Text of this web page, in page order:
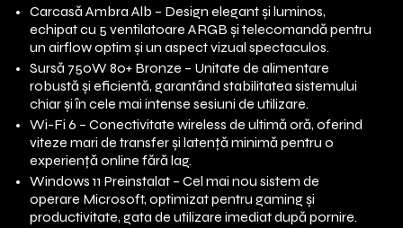
Carcasă Ambra Alb – Design elegant și luminos,
echipat cu 5 ventilatoare ARGB și telecomandă pentru
un airflow optim și un aspect vizual spectaculos.
Sursă 750W 80+ Bronze – Unitate de alimentare
robustă și eficientă, garantând stabilitatea sistemului
chiar și în cele mai intense sesiuni de utilizare.
Wi-Fi 6 – Conectivitate wireless de ultimă oră, oferind
viteze mari de transfer și latență minimă pentru o
experiență online fără lag.
Windows 11 Preinstalat – Cel mai nou sistem de
operare Microsoft, optimizat pentru gaming și
productivitate, gata de utilizare imediat după pornire.